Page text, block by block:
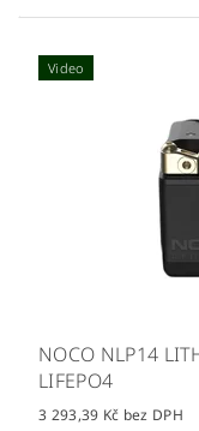
Video
NOCO NLP14
LIFEPO4
3 293,39 Kč bez DPH